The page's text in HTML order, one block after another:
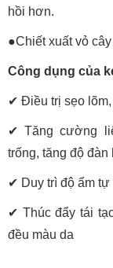
hồi hơn.
●Chiết xuất vỏ
Công dụng của
✔ Điều trị sẹo lõm,
✔ Tăng cường
trống, tăng độ đàn
✔ Duy trì độ ẩm tự
✔ Thúc đẩy tái
đều màu da